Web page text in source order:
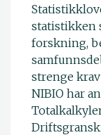
statistikken
forskning,
strenge
NIBIO har